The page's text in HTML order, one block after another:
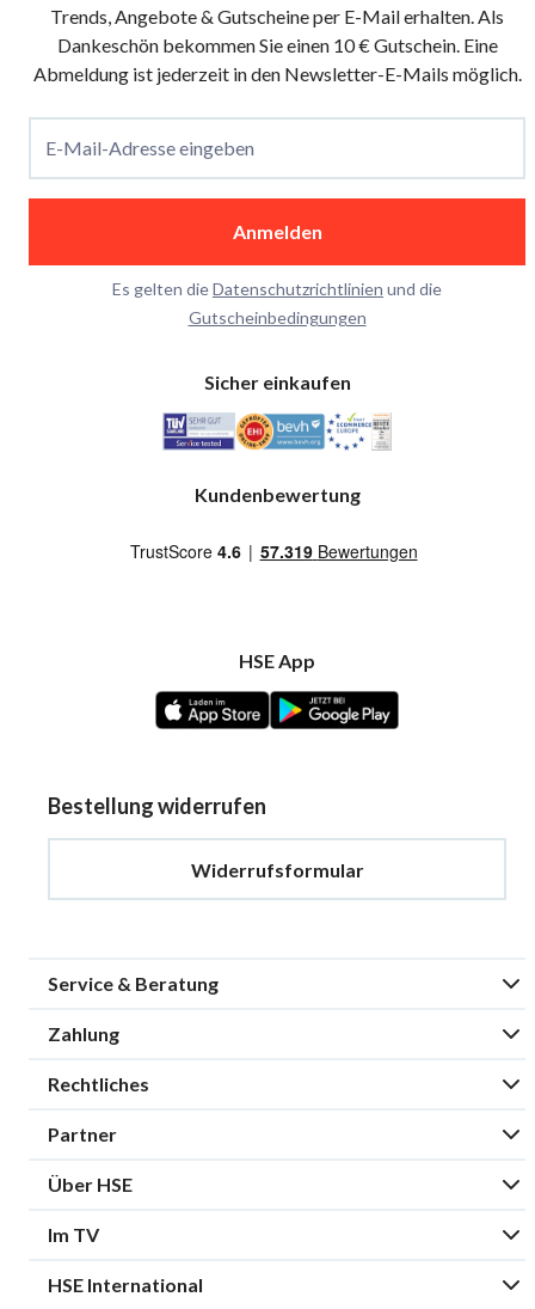
Trends, Angebote & Gutscheine per E-Mail erhalten. Als
Dankeschön bekommen Sie einen 10 € Gutschein. Eine
Abmeldung ist jederzeit in den Newsletter-E-Mails möglich.
E-Mail-Adresse eingeben
Anmelden
Es gelten dieDatenschutzrichtlinien und die
Gutscheinbedingungen
Sicher einkaufen
Kundenbewertung
HSE App
Bestellung widerrufen
Widerrufsformular
Service & Beratung
Zahlung
Rechtliches
Partner
Über HSE
Im TV
HSE International